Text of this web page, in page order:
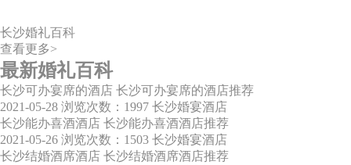
长沙婚礼百科
查看更多>
最新婚礼百科
长沙可办宴席的酒店 长沙可办宴席的酒店推荐
2021-05-28 浏览次数：1997 长沙婚宴酒店
长沙能办喜酒酒店 长沙能办喜酒酒店推荐
2021-05-26 浏览次数：1503 长沙婚宴酒店
长沙结婚酒席酒店 长沙结婚酒席酒店推荐